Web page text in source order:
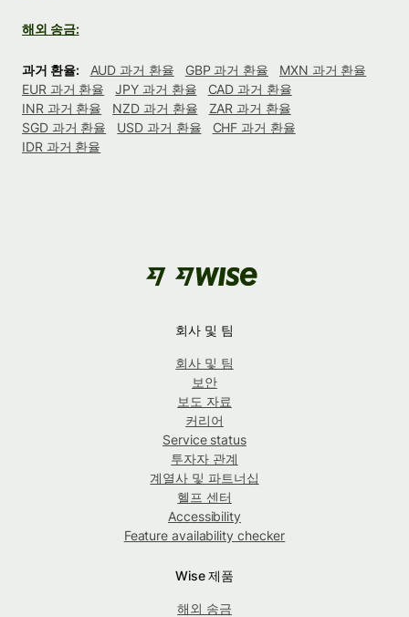
해외 송금:
과거 환율: AUD 과거 환율 GBP 과거 환율
MXN 과거 환율
EUR 과거 환율
JPY 과거 환율
CAD 과거 환율
INR 과거 환율
NZD 과거 환율
ZAR 과거 환율
SGD 과거 환율
USD 과거 환율
CHF 과거 환율
IDR 과거 환율
회사 및 팀
회사 및 팀
보안
보도 자료
커리어
Service status
투자자 관계
계열사 및 파트너십
헬프 센터
Accessibility
Feature availability checker
Wise 제품
해외 송금